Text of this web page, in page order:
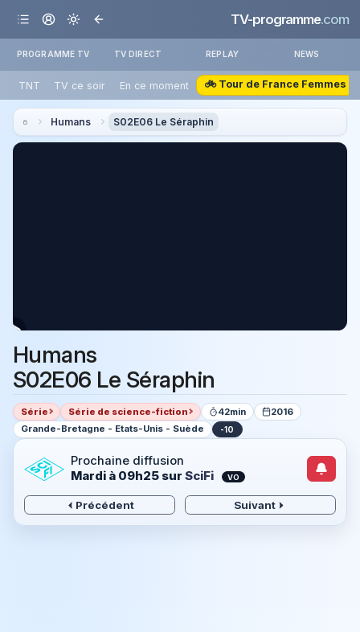
TV-programme.com
PROGRAMME TV TV DIRECT REPLAY NEWS
TNT TV ce soir En ce moment 🚲 Tour de France Femmes
Humans S02E06 Le Séraphin
Humans
S02E06 Le Séraphin
Série Série de science-fiction 42min
2016
Grande-Bretagne - Etats-Unis - Suède
-10
Prochaine diffusion
Mardi à 09h25sur SciFi VO
Précédent Suivant